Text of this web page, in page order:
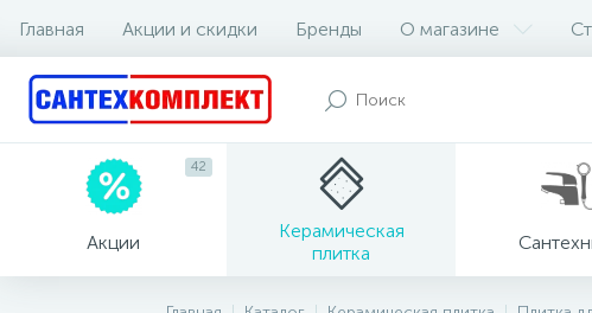
Главная Акции и скидки Бренды О магазине
Акции
42
Керамическая
плитка